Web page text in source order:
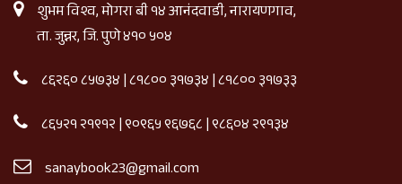
शुभम विश्व, मोगरा बी १४ आनंदवाडी, नारायणगाव,
ता. जुन्नर, जि. पुणे ४१० ५०४
८६२६० ८५७३४|८१८०० ३१७३४|८१८०० ३१७३३
८६५२१ २१९१२|९०९६५ ९६७६८|९८६०४ २९१३४
sanaybook23@gmail.com